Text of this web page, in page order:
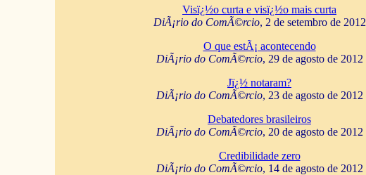
Visï¿½o curta e visï¿½o mais curta
DiÃ¡rio do ComÃ©rcio, 2 de setembro de 2012
O que estÃ¡ acontecendo
DiÃ¡rio do ComÃ©rcio, 29 de agosto de 2012
Jï¿½ notaram?
DiÃ¡rio do ComÃ©rcio, 23 de agosto de 2012
Debatedores brasileiros
DiÃ¡rio do ComÃ©rcio, 20 de agosto de 2012
Credibilidade zero
DiÃ¡rio do ComÃ©rcio, 14 de agosto de 2012